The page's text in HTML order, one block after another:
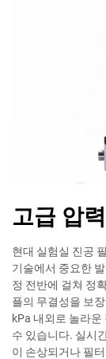
고급 압
현대 실험실 진공
기술에서 중요한
정 전반에 걸쳐 정
플의 무결성을 보
kPa 내외로 놀라
수 있습니다. 실시
이 손상되거나 필